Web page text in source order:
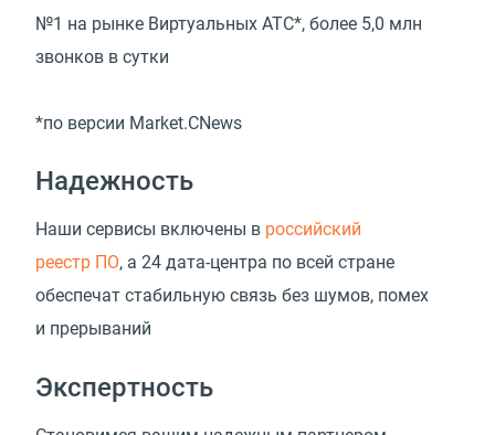
№1 на рынке Виртуальных АТС*, более 5,0 млн
звонков в сутки
*по версии Market.CNews
Надежность
Наши сервисы включены в российский
реестр ПО, а 24 дата-центра по всей стране
обеспечат стабильную связь без шумов, помех
и прерываний
Экспертность